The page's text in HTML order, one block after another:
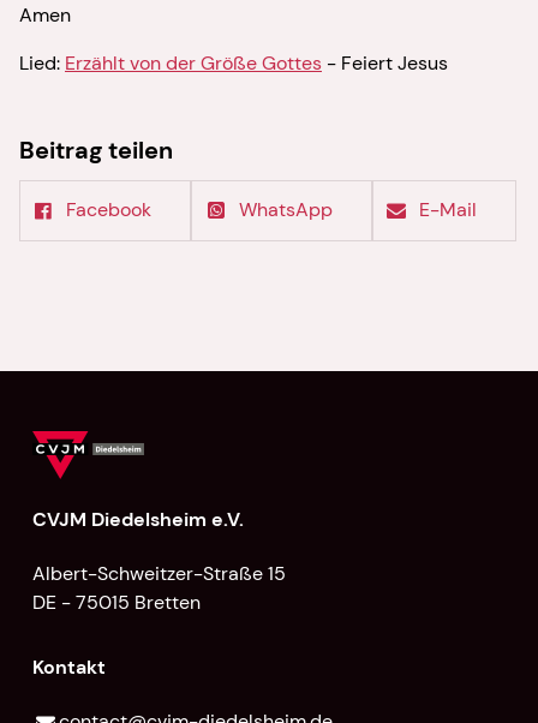
Amen
Lied: Erzählt von der Größe Gottes - Feiert Jesus
Beitrag teilen
Facebook WhatsApp E-Mail
CVJM Diedelsheim e.V.
Albert-Schweitzer-Straße 15
DE - 75015 Bretten
Kontakt